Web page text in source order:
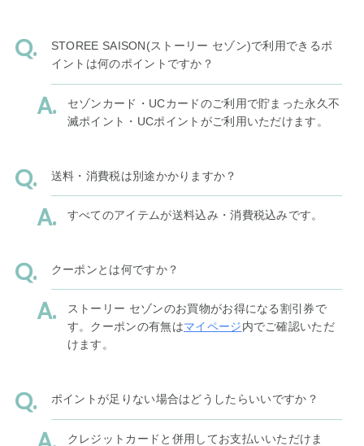
STOREE SAISON(ストーリー セゾン)で利用できるポ
イントは何のポイントですか？
セゾンカード・UCカードのご利用で貯まった永久不
滅ポイント・UCポイントがご利用いただけます。
送料・消費税は別途かかりますか？
すべてのアイテムが送料込み・消費税込みです。
クーポンとは何ですか？
ストーリー セゾンのお買物がお得になる割引券で
す。クーポンの有無はマイページ内でご確認いただ
けます。
ポイントが足りない場合はどうしたらいいですか？
クレジットカードと併用してお支払いいただけま